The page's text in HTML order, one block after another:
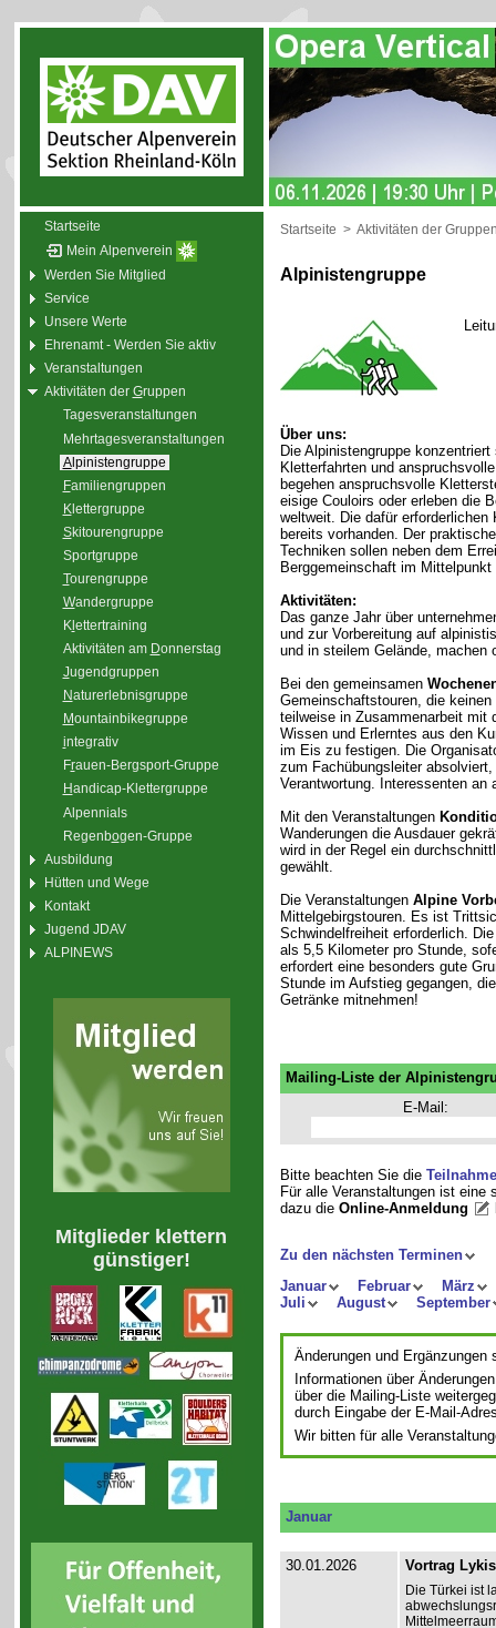
Startseite
Mein Alpenverein
Werden Sie Mitglied
Service
Unsere Werte
Ehrenamt - Werden Sie aktiv
Veranstaltungen
Aktivitäten der Gruppen
Tagesveranstaltungen
Mehrtagesveranstaltungen
Alpinistengruppe
Familiengruppen
Klettergruppe
Skitourengruppe
Sportgruppe
Tourengruppe
Wandergruppe
Kl ettertraining
Aktivitäten am Donnerstag
Jugendgruppen
Naturerlebnisgruppe
Mountainbikegruppe
integrativ
Frauen-Bergsport-Gruppe
Handicap-Klettergruppe
Alpennials
Regenbogen-Gruppe
Ausbildung
Hütten und Wege
Kontakt
Jugend JDAV
ALPINEWS
Mitglieder klettern
günstiger!
Startseite > Aktivitäten der
Alpinistengruppe
Über uns:
Die Alpinistengruppe
Kletterfahrten und
begehen anspruchsvolle
eisige Couloirs oder erleben die
weltweit. Die dafür erforderlichen
bereits vorhanden. Der
Techniken sollen neben dem
Berggemeinschaft im Mittelpunkt
Aktivitäten:
Das ganze Jahr über
und zur Vorbereitung auf
und in steilem Gelände, machen
Bei den gemeinsamen
Gemeinschaftstouren, die keinen
teilweise in Zusammenarbeit mit
Wissen und Erlerntes aus den
im Eis zu festigen. Die
zum Fachübungsleiter
Verantwortung. Interessenten an
Mit den Veranstaltungen
Wanderungen die Ausdauer
wird in der Regel ein
gewählt.
Die Veranstaltungen Alpine
Mittelgebirgstouren. Es ist
Schwindelfreiheit erforderlich.
als 5,5 Kilometer pro Stunde,
erfordert eine besonders gute
Stunde im Aufstieg gegangen,
Getränke mitnehmen!
Mailing-Liste der
E-Mail:
Bitte beachten Sie die
Für alle Veranstaltungen ist
dazu die Online-Anmeldung
Zu den nächsten Terminen
Januar
Februar
März
Juli
August September
Änderungen und Ergänzungen
Informationen über
über die Mailing-Liste
durch Eingabe der E-Mail-
Wir bitten für alle
Januar
30.01.2026 Vortrag
Die Türkei ist